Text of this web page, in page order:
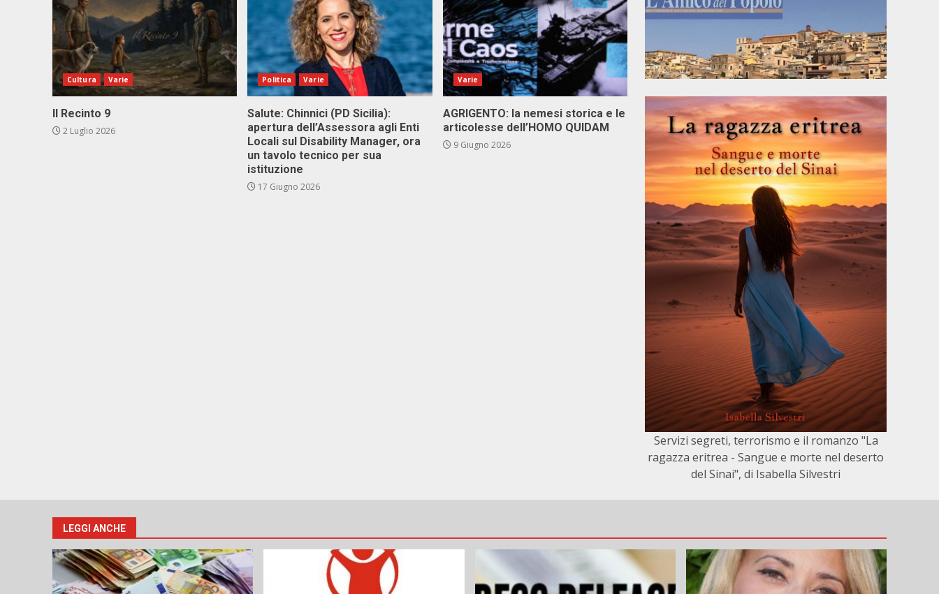
Cultura Varie
Il Recinto 9
2 Luglio 2026
Politica Varie
Salute: Chinnici (PD Sicilia):
apertura dell’Assessora agli Enti
Locali sul Disability Manager, ora
un tavolo tecnico per sua
istituzione
17 Giugno 2026
Varie
AGRIGENTO: la nemesi storica e le
articolesse dell’HOMO QUIDAM
9 Giugno 2026
Servizi segreti, terrorismo e il romanzo "La
ragazza eritrea - Sangue e morte nel deserto
del Sinai", di Isabella Silvestri
LEGGI ANCHE